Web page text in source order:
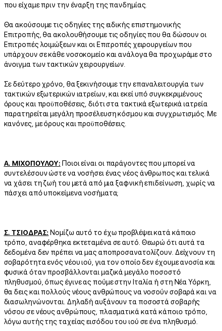
που είχαμε πριν την έναρξη της πανδημίας.
Θα ακούσουμε τις οδηγίες της ειδικής επιστημονικής
Επιτροπής, θα ακολουθήσουμε τις οδηγίες που θα δώσουν οι
Επιτροπές λοιμώξεων και οι Επιτροπές χειρουργείων που
υπάρχουν σε κάθε νοσοκομείο και ανάλογα θα προχωράμε στο
άνοιγμα των τακτικών χειρουργείων.
Σε δεύτερο χρόνο, θα ξεκινήσουμε την επαναλειτουργία των
τακτικών εξωτερικών ιατρείων, και εκεί υπό συγκεκριμένους
όρους και προϋποθέσεις, διότι στα τακτικά εξωτερικά ιατρεία
παρατηρείται μεγάλη προσέλευση κόσμου και συγχρωτισμός. Με
κανόνες, με όρους και προϋποθέσεις.
Α. ΜΙΧΟΠΟΥΛΟΥ: Ποιοι είναι οι παράγοντες που μπορεί να
συντελέσουν ώστε να νοσήσει ένας νέος άνθρωπος και τελικά
να χάσει τη ζωή του μετά από μια ξαφνική επιδείνωση, χωρίς να
πάσχει από υποκείμενα νοσήματα;
Σ. ΤΣΙΟΔΡΑΣ: Νομίζω αυτό το έχω προβλέψει κατά κάποιο
τρόπο, αναφέρθηκα εκτεταμένα σε αυτό. Θεωρώ ότι αυτά τα
δεδομένα δεν πρέπει να μας αποπροσανατολίζουν. Δείχνουν τη
σοβαρότητα ενός νέου ιού, για τον οποίο δεν έχουμε ανοσία και
φυσικά όταν προσβάλλονται μαζικά μεγάλο ποσοστό
πληθυσμού, όπως έγινε ας πούμε στην Ιταλία ή στη Νέα Υόρκη,
θα δεις και πολλούς νέους ανθρώπους να νοσούν σοβαρά και να
διασωληνώνονται. Δηλαδή αυξάνουν τα ποσοστά σοβαρής
νόσου σε νέους ανθρώπους, πλασματικά κατά κάποιο τρόπο,
λόγω αυτής της ταχείας εισόδου του ιού σε ένα πληθυσμό.